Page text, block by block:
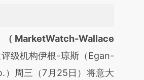
增加这段话：本文由第三方
财新文章
5xQSSbPl]
（MarketWatch-Wallace
级机构伊根-琼斯（Egan-
）周三（7月25日）将意大